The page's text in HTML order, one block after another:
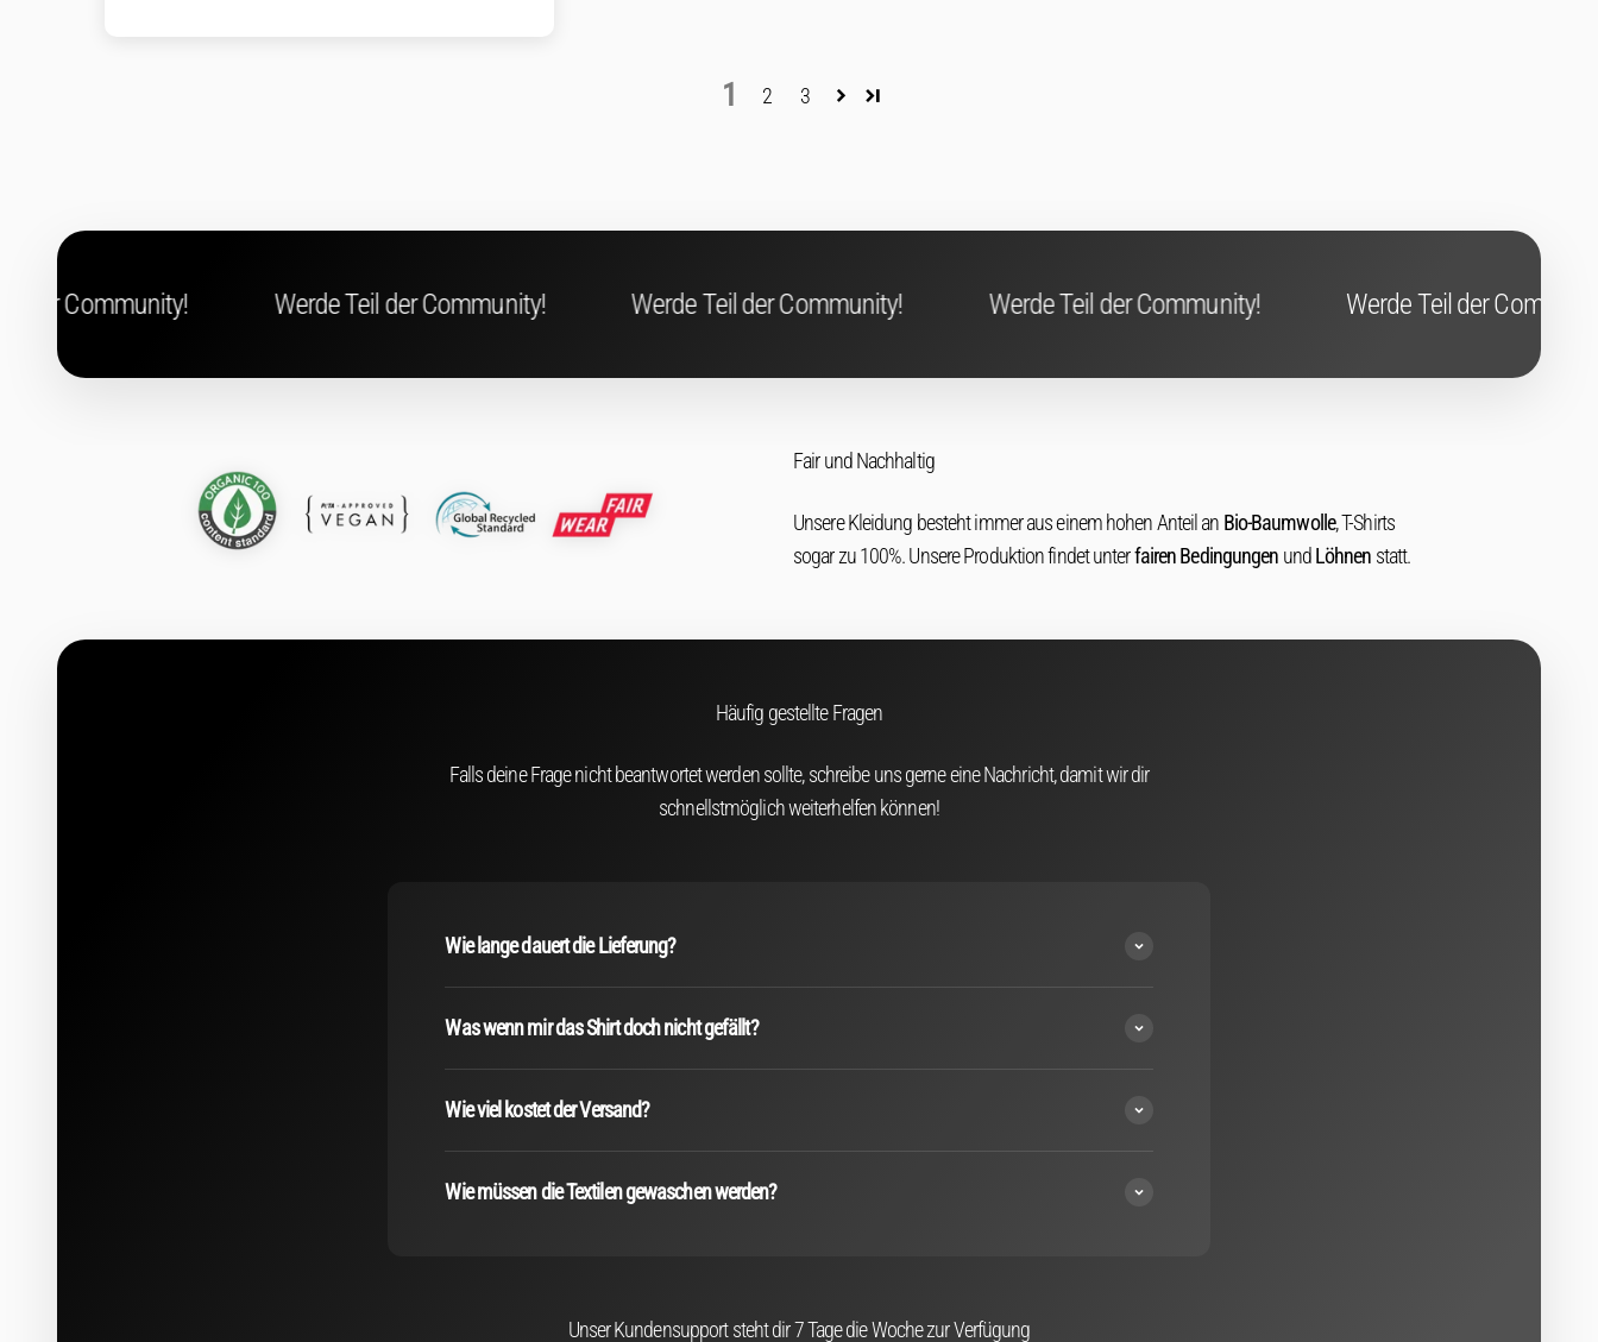
1 2 3
Werde Teil der Community! Werde Teil der Community! Werde Teil der Community! Werde Teil der Community! Werde
Fair und Nachhaltig
Unsere Kleidung besteht immer aus einem hohen Anteil an Bio-Baumwolle, T-Shirts
sogar zu 100%. Unsere Produktion findet unterfairen Bedingungen undLöhnen statt.
Häufig gestellte Fragen
Falls deine Frage nicht beantwortet werden sollte, schreibe uns gerne eine Nachricht, damit wir dir
schnellstmöglich weiterhelfen können!
Wie lange dauert die Lieferung?
Was wenn mir das Shirt doch nicht gefällt?
Wie viel kostet der Versand?
Wie müssen die Textilen gewaschen werden?
Unser Kundensupport steht dir 7 Tage die Woche zur Verfügung